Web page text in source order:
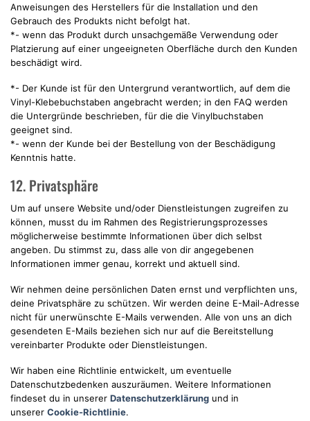
Anweisungen des Herstellers für die Installation und den
Gebrauch des Produkts nicht befolgt hat.
*- wenn das Produkt durch unsachgemäße Verwendung oder
Platzierung auf einer ungeeigneten Oberfläche durch den Kunden
beschädigt wird.
*- Der Kunde ist für den Untergrund verantwortlich, auf dem die
Vinyl-Klebebuchstaben angebracht werden; in den FAQ werden
die Untergründe beschrieben, für die die Vinylbuchstaben
geeignet sind.
*- wenn der Kunde bei der Bestellung von der Beschädigung
Kenntnis hatte.
12. Privatsphäre
Um auf unsere Website und/oder Dienstleistungen zugreifen zu
können, musst du im Rahmen des Registrierungsprozesses
möglicherweise bestimmte Informationen über dich selbst
angeben. Du stimmst zu, dass alle von dir angegebenen
Informationen immer genau, korrekt und aktuell sind.
Wir nehmen deine persönlichen Daten ernst und verpflichten uns,
deine Privatsphäre zu schützen. Wir werden deine E-Mail-Adresse
nicht für unerwünschte E-Mails verwenden. Alle von uns an dich
gesendeten E-Mails beziehen sich nur auf die Bereitstellung
vereinbarter Produkte oder Dienstleistungen.
Wir haben eine Richtlinie entwickelt, um eventuelle
Datenschutzbedenken auszuräumen. Weitere Informationen
findeset du in unserer Datenschutzerklärung und in
unserer Cookie-Richtlinie.